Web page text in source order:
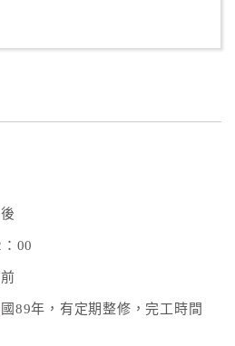
00
國89年，有定期整修，完工時間